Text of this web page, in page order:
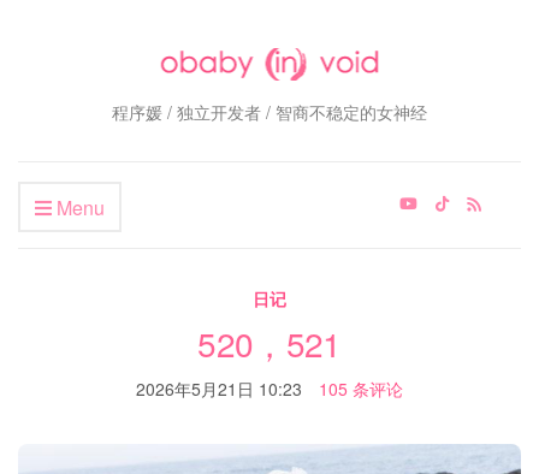
程序媛 / 独立开发者 / 智商不稳定的女神经
Menu
日记
520，521
2026年5月21日 10:23 105 条评论